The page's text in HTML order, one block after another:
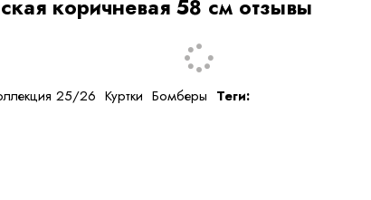
химическое волокно
коричневая 58 см отзывы
25/26 Куртки Бомберы Теги: